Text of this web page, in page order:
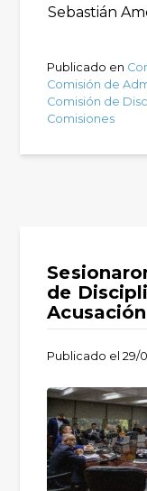
Sebastián
Publicado en
Comisión de
Comisión de
Comisiones
de
Acusación
Publicado el29/